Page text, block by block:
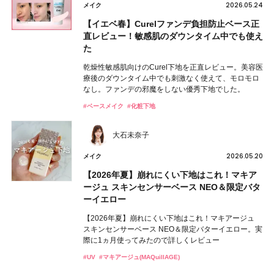
メイク 2026.05.24
【イエベ春】Curelファンデ負担防止ベース正
直レビュー！敏感肌のダウンタイム中でも使え
た
乾燥性敏感肌向けのCurel下地を正直レビュー。美容医
療後のダウンタイム中でも刺激なく使えて、モロモロ
なし。ファンデの邪魔をしない優秀下地でした。
#ベースメイク #化粧下地
大石未奈子
メイク 2026.05.20
【2026年夏】崩れにくい下地はこれ！マキア
ージュ スキンセンサーベース NEO＆限定バタ
ーイエロー
【2026年夏】崩れにくい下地はこれ！マキアージュ
スキンセンサーベース NEO＆限定バターイエロー。実
際に1ヵ月使ってみたので詳しくレビュー
#UV #マキアージュ(MAQuillAGE)